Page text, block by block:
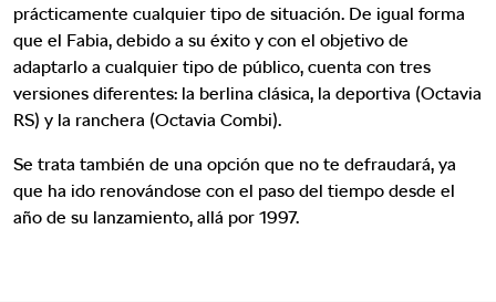
prácticamente cualquier tipo de situación. De igual forma
que el Fabia, debido a su éxito y con el objetivo de
adaptarlo a cualquier tipo de público, cuenta con tres
versiones diferentes: la berlina clásica, la deportiva (Octavia
RS) y la ranchera (Octavia Combi).
Se trata también de una opción que no te defraudará, ya
que ha ido renovándose con el paso del tiempo desde el
año de su lanzamiento, allá por 1997.